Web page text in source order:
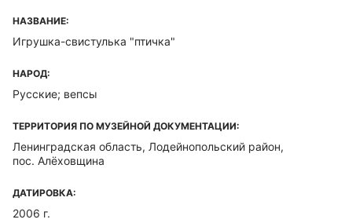
НАЗВАНИЕ:
Игрушка-свистулька "птичка"
НАРОД:
Русские; вепсы
ТЕРРИТОРИЯ ПО МУЗЕЙНОЙ ДОКУМЕНТАЦИИ:
Ленинградская область, Лодейнопольский район,
пос. Алёховщина
ДАТИРОВКА:
2006 г.